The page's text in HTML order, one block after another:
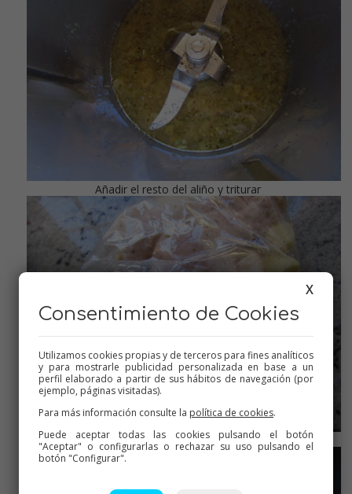
Añadir el resto del aliño y triturar
Cerrar la bolsa
X
Consentimiento de Cookies
Utilizamos cookies propias y de terceros para fines analíticos
y para mostrarle publicidad personalizada en base a un
perfil elaborado a partir de sus hábitos de navegación (por
ejemplo, páginas visitadas).
Para más información consulte la política de cookies.
Puede aceptar todas las cookies pulsando el botón
"Aceptar" o configurarlas o rechazar su uso pulsando el
botón "Configurar".